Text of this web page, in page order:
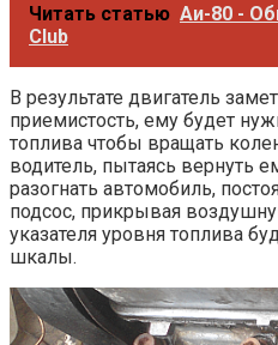
Читать статью Аи-80 -
Club
В результате двигатель
приемистость, ему будет
топлива чтобы вращать
водитель, пытаясь вернуть
разогнать автомобиль,
подсос, прикрывая
указателя уровня топлива
шкалы.